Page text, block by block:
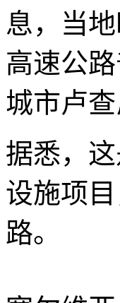
息，当
高速公
城市卢查
据悉，
设施项
路。